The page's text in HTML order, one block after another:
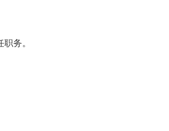
务。